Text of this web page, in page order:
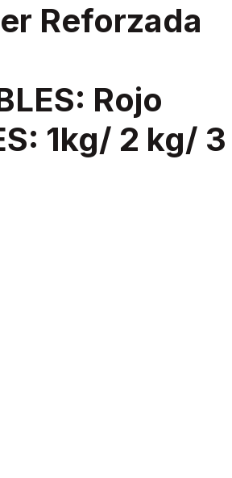
Reforzada
Rojo
1kg/ 2 kg/ 3